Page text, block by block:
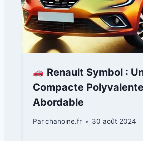
Renault Symbol :
Compacte
Abordable
Parchanoine.fr 30 août 2024